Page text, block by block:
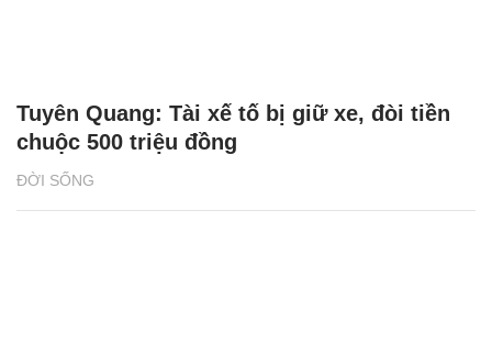
ĐỜI SỐNG
Tuyên Quang: Tài xế tố bị giữ xe, đòi tiền
chuộc 500 triệu đồng